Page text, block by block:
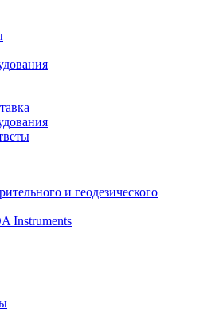
и геодезического
Instruments